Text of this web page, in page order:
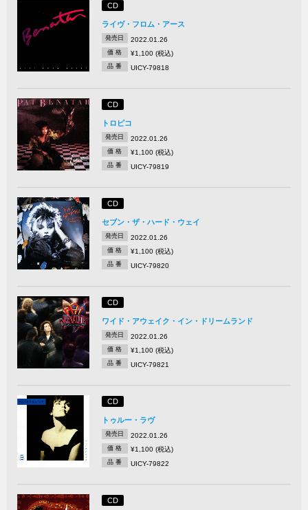
CD
ライヴ・フロム・アース
発売日 2022.01.26
価 格 ¥1,100 (税込)
品 番 UICY-79818
CD
トロピコ
発売日 2022.01.26
価 格 ¥1,100 (税込)
品 番 UICY-79819
CD
セブン・ザ・ハード・ウェイ
発売日 2022.01.26
価 格 ¥1,100 (税込)
品 番 UICY-79820
CD
ワイド・アウェイク・イン・ドリームランド
発売日 2022.01.26
価 格 ¥1,100 (税込)
品 番 UICY-79821
CD
トゥルー・ラヴ
発売日 2022.01.26
価 格 ¥1,100 (税込)
品 番 UICY-79822
CD